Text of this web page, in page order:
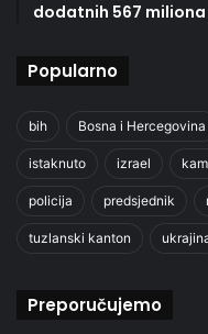
dodatnih 567
Popularno
bih Bosna i Hercegovina
istaknuto izrael
policija predsjednik
tuzlanski kanton
Preporučujemo